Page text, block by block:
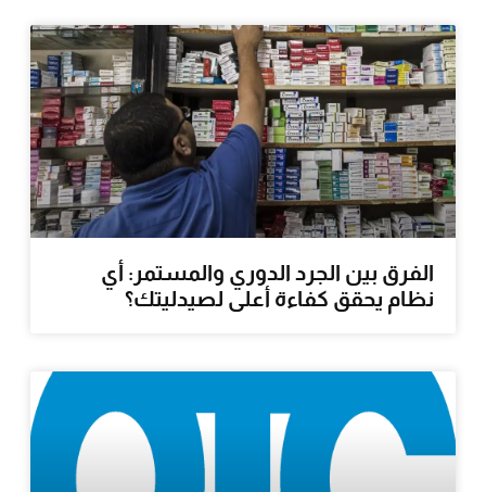
الفرق بين الجرد الدوري والمستمر: أي
نظام يحقق كفاءة أعلى لصيدليتك؟